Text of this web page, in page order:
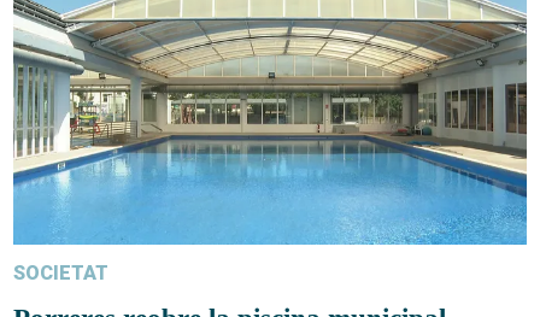
SOCIETAT